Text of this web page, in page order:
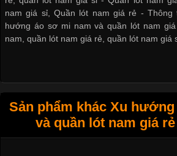
nam giá sỉ,Quần lót nam giá rẻ - Thông
hướng áo sơ mi nam và quần lót nam
nam,quần lót nam giá rẻ,quần lót nam giá
Sản phẩm khác Xu
và quần lót nam giá